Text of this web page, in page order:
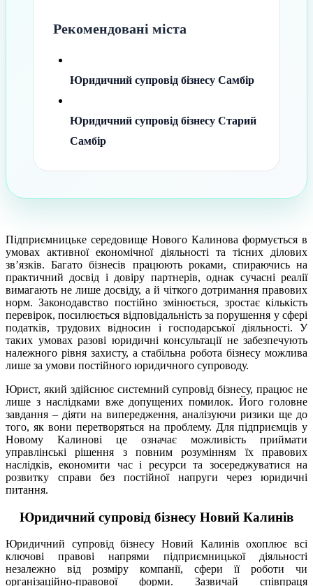
Рекомендовані міста
Юридичний супровід бізнесу Самбір
Юридичний супровід бізнесу Старий
Самбір
Підприємницьке середовище Нового Калинова формується в
умовах активної економічної діяльності та тісних ділових
зв’язків. Багато бізнесів працюють роками, спираючись на
практичний досвід і довіру партнерів, однак сучасні реалії
вимагають не лише досвіду, а й чіткого дотримання правових
норм. Законодавство постійно змінюється, зростає кількість
перевірок, посилюється відповідальність за порушення у сфері
податків, трудових відносин і господарської діяльності. У
таких умовах разові юридичні консультації не забезпечують
належного рівня захисту, а стабільна робота бізнесу можлива
лише за умови постійного юридичного супроводу.
Юрист, який здійснює системний супровід бізнесу, працює не
лише з наслідками вже допущених помилок. Його головне
завдання – діяти на випередження, аналізуючи ризики ще до
того, як вони перетворяться на проблему. Для підприємців у
Новому Калинові це означає можливість приймати
управлінські рішення з повним розумінням їх правових
наслідків, економити час і ресурси та зосереджуватися на
розвитку справи без постійної напруги через юридичні
питання.
Юридичний супровід бізнесу Новий Калинів
Юридичний супровід бізнесу Новий Калинів охоплює всі
ключові правові напрями підприємницької діяльності
незалежно від розміру компанії, сфери її роботи чи
організаційно-правової форми. Зазвичай співпраця